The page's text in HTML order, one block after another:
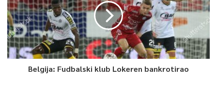
Belgija: Fudbalski klub Lokeren bankrotirao